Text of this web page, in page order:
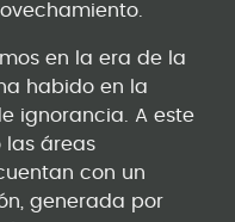
en la era de la
habido en la
ignorancia. A este
las áreas
con un
generada por